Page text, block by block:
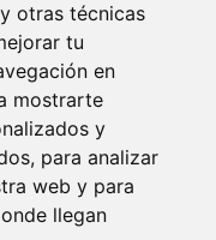
otras técnicas
tu
en
mostrarte
y
para analizar
web y para
llegan